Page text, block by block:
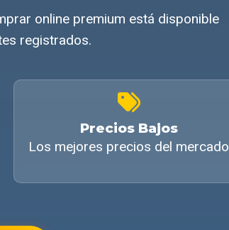
online premium está disponible
registrados.
Precios Bajos
Los mejores precios del mercado